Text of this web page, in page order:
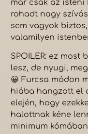
már csak az isteni
rohadt nagy
sem vagyok
valamilyen
SPOILER: ez
lesz, de nyugi,
😀 Furcsa módon
hiába hangzott el
elején, hogy
halottnak kéne
minimum